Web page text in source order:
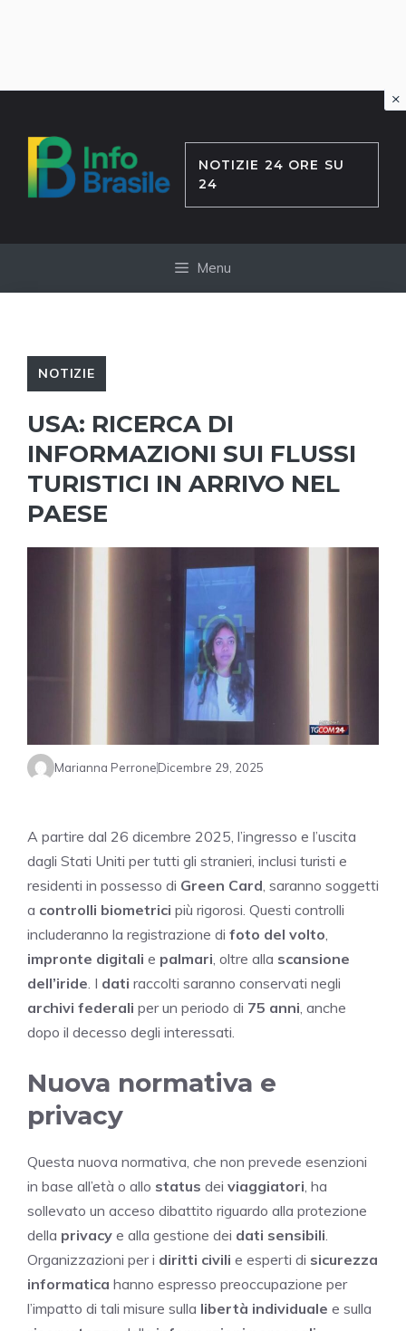
contenuto
NOTIZIE 24 ORE SU
24
Menu
NOTIZIE
USA: RICERCA DI
INFORMAZIONI SUI FLUSSI
TURISTICI IN ARRIVO NEL
PAESE
Marianna PerroneDicembre 29, 2025
A partire dal 26 dicembre 2025, l’ingresso e l’uscita
dagli Stati Uniti per tutti gli stranieri, inclusi turisti e
residenti in possesso di Green Card, saranno soggetti
a controlli biometrici più rigorosi. Questi controlli
includeranno la registrazione di foto del volto,
impronte digitali e palmari, oltre alla scansione
dell’iride. I dati raccolti saranno conservati negli
archivi federali per un periodo di 75 anni, anche
dopo il decesso degli interessati.
Nuova normativa e
privacy
Questa nuova normativa, che non prevede esenzioni
in base all’età o allo status dei viaggiatori, ha
sollevato un acceso dibattito riguardo alla protezione
della privacy e alla gestione dei dati sensibili.
Organizzazioni per i diritti civili e esperti di sicurezza
informatica hanno espresso preoccupazione per
l’impatto di tali misure sulla libertà individuale e sulla
×